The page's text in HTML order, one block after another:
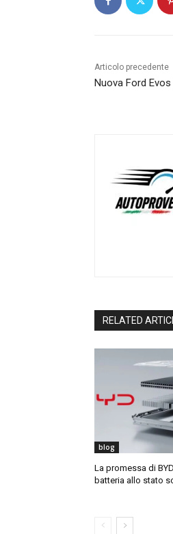
Articolo precedente
Nuova Ford
RELATED
blog
La promessa di
batteria allo stato